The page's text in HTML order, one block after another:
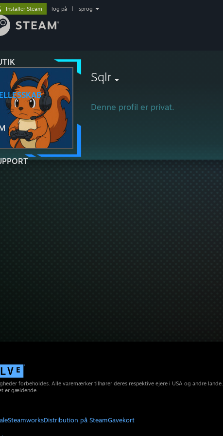
Installer Steam log på sprog
Sqlr
Denne profil er privat.
forbeholdes. Alle varemærker tilhører deres respektive ejere i USA og andre lande.
er gældende.
SteamworksDistribution på SteamGavekort